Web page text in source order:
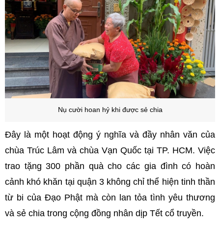
Nụ cười hoan hỷ khi được sẻ chia
Đây là một hoạt động ý nghĩa và đầy nhân văn của
chùa Trúc Lâm và chùa Vạn Quốc tại TP. HCM. Việc
trao tặng 300 phần quà cho các gia đình có hoàn
cảnh khó khăn tại quận 3 không chỉ thể hiện tinh thần
từ bi của Đạo Phật mà còn lan tỏa tình yêu thương
và sẻ chia trong cộng đồng nhân dịp Tết cổ truyền.